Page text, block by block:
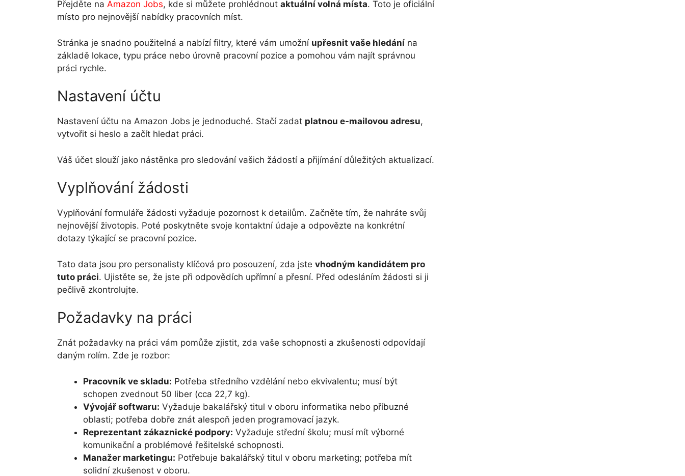
Přejděte na Amazon Jobs, kde si můžete prohlédnout aktuální volná místa. Toto je oficiální
místo pro nejnovější nabídky pracovních míst.
Stránka je snadno použitelná a nabízí filtry, které vám umožní upřesnit vaše hledání na
základě lokace, typu práce nebo úrovně pracovní pozice a pomohou vám najít správnou
práci rychle.
Nastavení účtu
Nastavení účtu na Amazon Jobs je jednoduché. Stačí zadat platnou e-mailovou adresu,
vytvořit si heslo a začít hledat práci.
Váš účet slouží jako nástěnka pro sledování vašich žádostí a přijímání důležitých aktualizací.
Vyplňování žádosti
Vyplňování formuláře žádosti vyžaduje pozornost k detailům. Začněte tím, že nahráte svůj
nejnovější životopis. Poté poskytněte svoje kontaktní údaje a odpovězte na konkrétní
dotazy týkající se pracovní pozice.
Tato data jsou pro personalisty klíčová pro posouzení, zda jste vhodným kandidátem pro
tuto práci. Ujistěte se, že jste při odpovědích upřímní a přesní. Před odesláním žádosti si ji
pečlivě zkontrolujte.
Požadavky na práci
Znát požadavky na práci vám pomůže zjistit, zda vaše schopnosti a zkušenosti odpovídají
daným rolím. Zde je rozbor:
Pracovník ve skladu: Potřeba středního vzdělání nebo ekvivalentu; musí být
schopen zvednout 50 liber (cca 22,7 kg).
Vývojář softwaru: Vyžaduje bakalářský titul v oboru informatika nebo příbuzné
oblasti; potřeba dobře znát alespoň jeden programovací jazyk.
Reprezentant zákaznické podpory: Vyžaduje střední školu; musí mít výborné
komunikační a problémové řešitelské schopnosti.
Manažer marketingu: Potřebuje bakalářský titul v oboru marketing; potřeba mít
solidní zkušenost v oboru.